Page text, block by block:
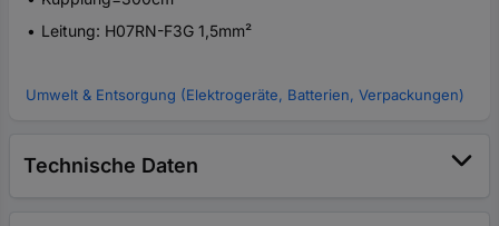
Leitung: H07RN-F3G 1,5mm²
Umwelt & Entsorgung (Elektrogeräte, Batterien, Verpackungen)
Technische Daten